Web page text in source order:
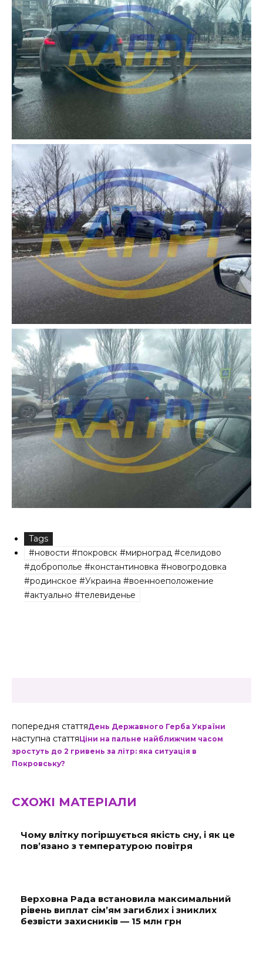
Tags
#новости #покровск #мирноград #селидово
#доброполье #константиновка #новогродовка
#родинское #Украина #военноеположение
#актуально #телевиденье
попередня статтяДень Державного Герба України
наступна статтяЦіни на пальне найближчим часом
зростуть до 2 гривень за літр: яка ситуація в
Покровську?
СХОЖІ МАТЕРІАЛИ
Чому влітку погіршується якість сну, і як це
пов’язано з температурою повітря
Верховна Рада встановила максимальний
рівень виплат сім’ям загиблих і зниклих
безвісти захисників — 15 млн грн